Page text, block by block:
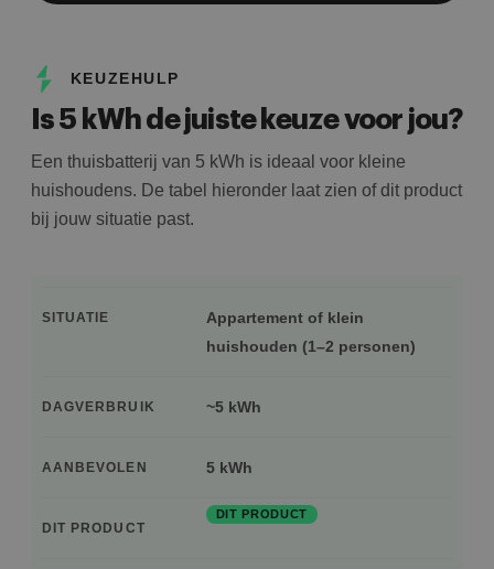
KEUZEHULP
Is 5 kWh de juiste keuze voor jou?
Een thuisbatterij van 5 kWh is ideaal voor kleine
huishoudens. De tabel hieronder laat zien of dit product
bij jouw situatie past.
SITUATIE
Appartement of klein
huishouden (1–2 personen)
DAGVERBRUIK ~5 kWh
AANBEVOLEN 5 kWh
DIT PRODUCT
DIT PRODUCT